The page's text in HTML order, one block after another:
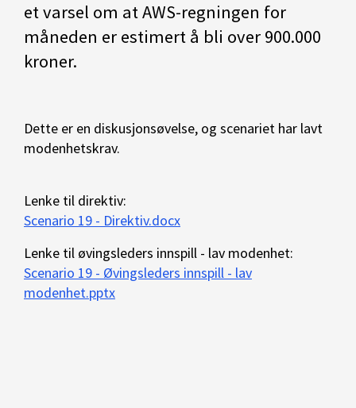
et varsel om at AWS-regningen for
måneden er estimert å bli over 900.000
kroner.
Dette er en diskusjonsøvelse, og scenariet har lavt
modenhetskrav.
Lenke til direktiv:
Scenario 19 - Direktiv.docx
Lenke til øvingsleders innspill - lav modenhet:
Scenario 19 - Øvingsleders innspill - lav
modenhet.pptx